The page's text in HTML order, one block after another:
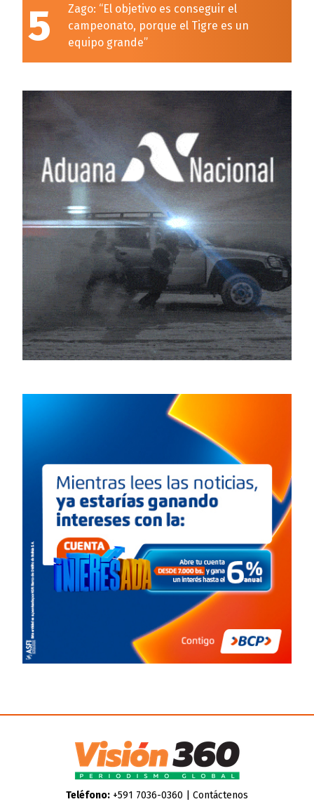
5
Zago: “El objetivo es conseguir el
campeonato, porque el Tigre es un
equipo grande”
Teléfono:+591 7036-0360 | Contáctenos